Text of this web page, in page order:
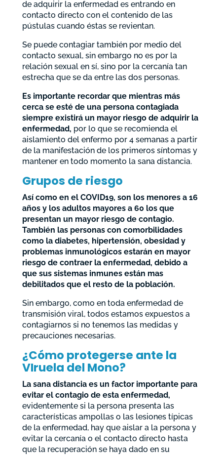
de adquirir la enfermedad es entrando en
contacto directo con el contenido de las
pústulas cuando éstas se revientan.
Se puede contagiar también por medio del
contacto sexual, sin embargo no es por la
relación sexual en sí, sino por la cercanía tan
estrecha que se da entre las dos personas.
Es importante recordar que mientras más
cerca se esté de una persona contagiada
siempre existirá un mayor riesgo de adquirir la
enfermedad, por lo que se recomienda el
aislamiento del enfermo por 4 semanas a partir
de la manifestación de los primeros síntomas y
mantener en todo momento la sana distancia.
Grupos de riesgo
Así como en el COVID19, son los menores a 16
años y los adultos mayores a 60 los que
presentan un mayor riesgo de contagio.
También las personas con comorbilidades
como la diabetes, hipertensión, obesidad y
problemas inmunológicos estarán en mayor
riesgo de contraer la enfermedad, debido a
que sus sistemas inmunes están mas
debilitados que el resto de la población.
Sin embargo, como en toda enfermedad de
transmisión viral, todos estamos expuestos a
contagiarnos si no tenemos las medidas y
precauciones necesarias.
¿Cómo protegerse ante la
VIruela del Mono?
La sana distancia es un factor importante para
evitar el contagio de esta enfermedad,
evidentemente si la persona presenta las
características ampollas o las lesiones típicas
de la enfermedad, hay que aislar a la persona y
evitar la cercanía o el contacto directo hasta
que la recuperación se haya dado en su